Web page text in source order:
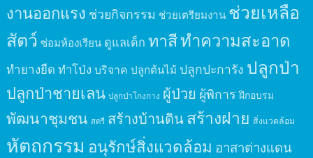
งานออกแรง ช่วยกิจกรรม ช่วยเตรียมงาน ช่วยเหลือ
สัตว์ ซ่อมห้องเรียน ดูแลเด็ก ทาสีทำความสะอาด
ทำยางยืด ทำโป่ง บริจาค ปลูกต้นไม้ ปลูกปะการัง ปลูกป่า
ปลูกป่าชายเลน ปลูกป่าโกงกาง ผู้ป่วย ผู้พิการ ฝึกอบรม
พัฒนาชุมชน สตรี สร้างบ้านดินสร้างฝาย สิ่งแวดล้อม
หัตถกรรม อนุรักษ์สิ่งแวดล้อม อาสาต่างแดน